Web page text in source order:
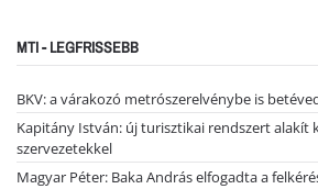
MTI - LEGFRISSEBB
BKV: a várakozó metrószerelvénybe is
Kapitány István: új turisztikai rendszert alakít
szervezetekkel
Magyar Péter: Baka András elfogadta a